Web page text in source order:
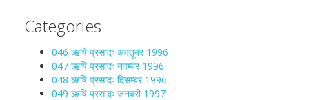
Categories
046 ऋषि प्रसादः अक्तूबर 1996
047 ऋषि प्रसादः नवम्बर 1996
048 ऋषि प्रसादः दिसम्बर 1996
049 ऋषि प्रसादः जनवरी 1997